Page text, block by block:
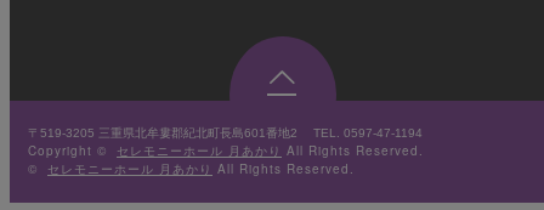

〒519-3205 三重県北牟婁郡紀北町長島601番地2 TEL. 0597-47-1194
Copyright © セレモニーホール 月あかり All Rights Reserved.
© セレモニーホール 月あかり All Rights Reserved.